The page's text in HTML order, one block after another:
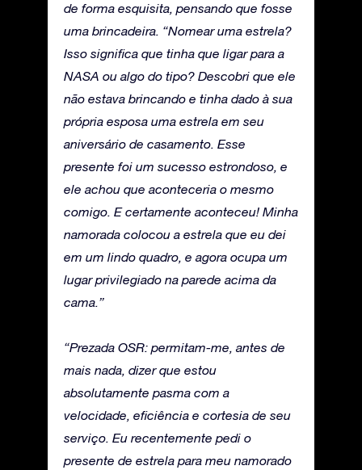
de forma esquisita, pensando que fosse
uma brincadeira. “Nomear uma estrela?
Isso significa que tinha que ligar para a
NASA ou algo do tipo? Descobri que ele
não estava brincando e tinha dado à sua
própria esposa uma estrela em seu
aniversário de casamento. Esse
presente foi um sucesso estrondoso, e
ele achou que aconteceria o mesmo
comigo. E certamente aconteceu! Minha
namorada colocou a estrela que eu dei
em um lindo quadro, e agora ocupa um
lugar privilegiado na parede acima da
cama.”
“Prezada OSR: permitam-me, antes de
mais nada, dizer que estou
absolutamente pasma com a
velocidade, eficiência e cortesia de seu
serviço. Eu recentemente pedi o
presente de estrela para meu namorado